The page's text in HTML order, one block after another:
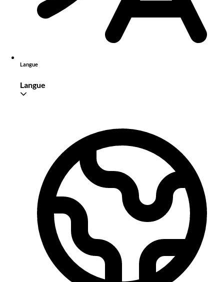
Langue
Langue